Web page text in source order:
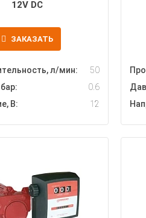
12V DC
ЗАКАЗАТЬ
л/мин:
50
0.6
В:
12